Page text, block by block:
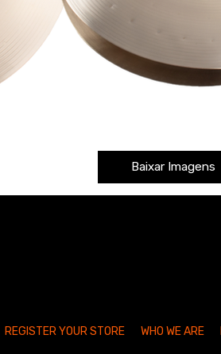
Baixar Imagens
REGISTER YOUR STORE WHO WE ARE